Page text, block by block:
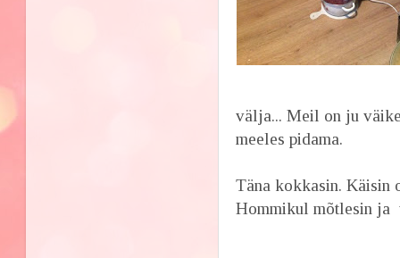
välja... Meil on ju
meeles pidama.
Täna kokkasin. Käisin
Hommikul mõtlesin ja